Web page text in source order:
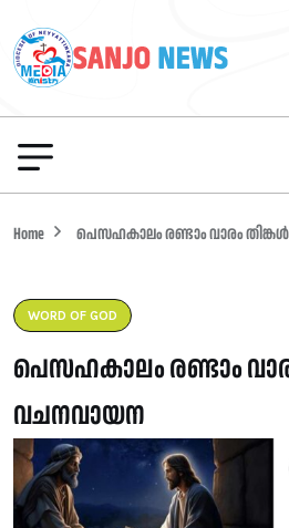
Home പെസഹകാലം രണ്ടാം വാരം
WORD OF GOD
പെസഹകാലം രണ്ടാം
വചനവായന